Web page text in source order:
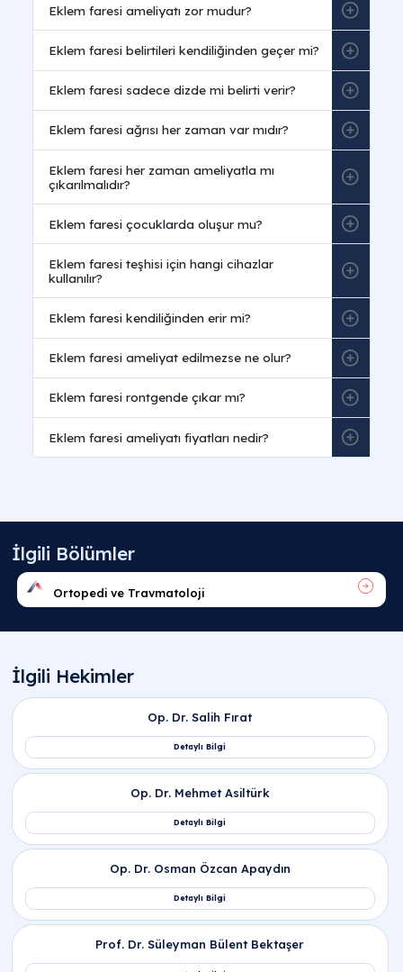
Sıkça Sorulan Sorular
Eklem faresi ameliyatı kaç saat sürer?